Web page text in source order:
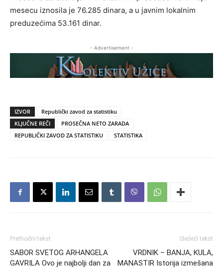
mesecu iznosila je 76.285 dinara, a u javnim lokalnim
preduzećima 53.161 dinar.
- Advertisement -
IZVOR
Republički zavod za statistiku
KLJUČNE REČI
PROSEČNA NETO ZARADA
REPUBLIČKI ZAVOD ZA STATISTIKU
STATISTIKA
Prethodni tekst
SABOR SVETOG ARHANGELA
GAVRILA Ovo je najbolji dan za
Sledeći tekst
VRDNIK – BANJA, KULA,
MANASTIR Istorija izmešana